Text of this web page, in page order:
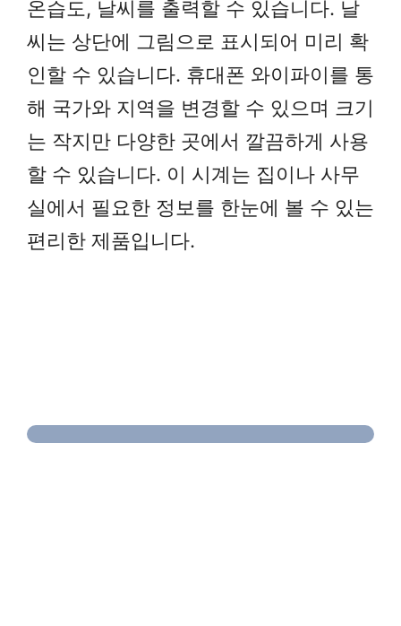
온습도, 날씨를 출력할 수 있습니다. 날
씨는 상단에 그림으로 표시되어 미리 확
인할 수 있습니다. 휴대폰 와이파이를 통
해 국가와 지역을 변경할 수 있으며 크기
는 작지만 다양한 곳에서 깔끔하게 사용
할 수 있습니다. 이 시계는 집이나 사무
실에서 필요한 정보를 한눈에 볼 수 있는
편리한 제품입니다.